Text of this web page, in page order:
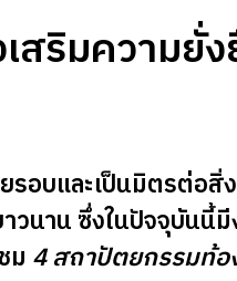
ริมความยั่ง
อบและเป็นมิตรต่อสิ่
นาน ซึ่งในปัจจุบันนี้
ม 4 สถาปัตยกรรมท้